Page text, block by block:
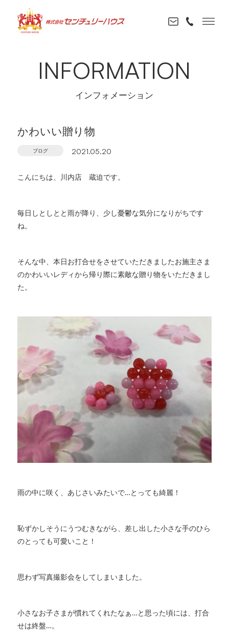
INFORMATION
インフォメーション
かわいい贈り物
ブログ 2021.05.20
こんにちは、川内店 蔵迫です。
毎日しとしとと雨が降り、少し憂鬱な気分になりがちです
ね。
そんな中、本日お打合せをさせていただきましたお施主さま
のかわいいレディから帰り際に素敵な贈り物をいただきまし
た。
雨の中に咲く、あじさいみたいで…とっても綺麗！
恥ずかしそうにうつむきながら、差し出した小さな手のひら
のとっても可愛いこと！
思わず写真撮影会をしてしまいました。
小さなお子さまが慣れてくれたなぁ…と思った頃には、打合
せは終盤…。